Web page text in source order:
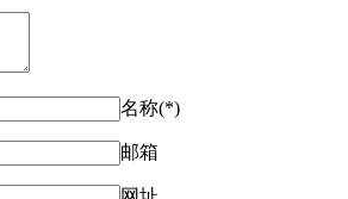
名称(*)
邮箱